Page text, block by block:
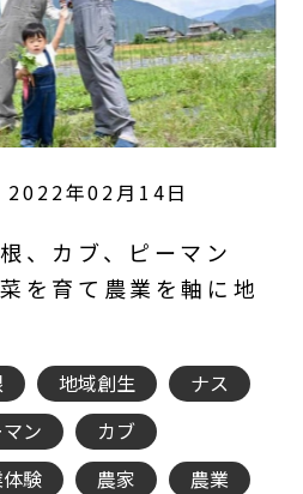
2022年02月14日
、カブ、ピーマン
を育て農業を軸に地
地域創生
ナス
ン
カブ
験 農家 農業